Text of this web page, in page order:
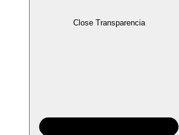
Close Transparencia